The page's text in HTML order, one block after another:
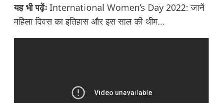
यह भी पढ़ेंः International Women’s Day 2022: जानें
महिला दिवस का इतिहास और इस साल की थीम…